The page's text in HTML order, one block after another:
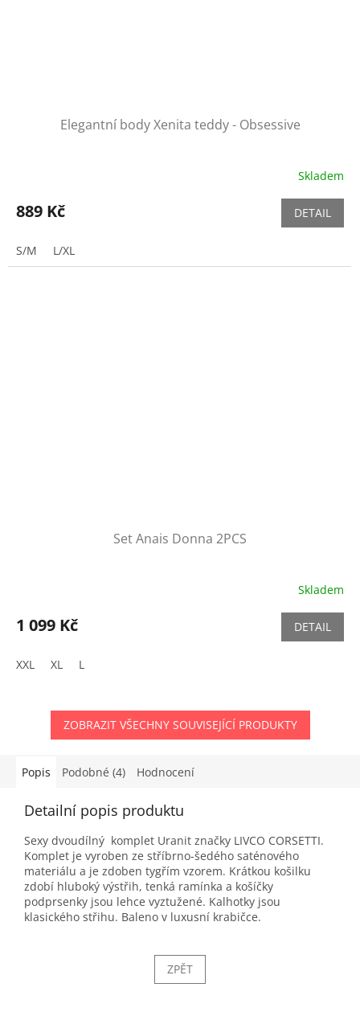
Elegantní body Xenita teddy - Obsessive
Skladem
889 Kč DETAIL
S/M L/XL
Set Anais Donna 2PCS
Skladem
1 099 Kč DETAIL
XXL XL L
ZOBRAZIT VŠECHNY SOUVISEJÍCÍ PRODUKTY
Popis Podobné (4) Hodnocení
Detailní popis produktu
Sexy dvoudílný komplet Uranit značky LIVCO CORSETTI.
Komplet je vyroben ze stříbrno-šedého saténového
materiálu a je zdoben tygřím vzorem. Krátkou košilku
zdobí hluboký výstřih, tenká ramínka a košíčky
podprsenky jsou lehce vyztužené. Kalhotky jsou
klasického střihu. Baleno v luxusní krabičce.
ZPĚT